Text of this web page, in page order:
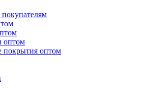
оптом
покрытия оптом